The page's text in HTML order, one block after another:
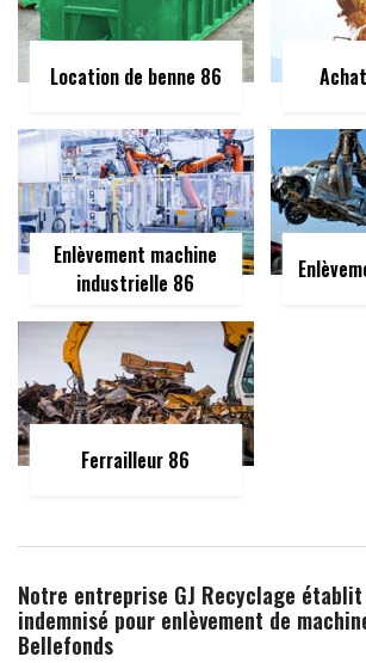
Location de benne 86
Enlèvement machine
industrielle 86
Ferrailleur 86
Notre entreprise GJ Recyclage
indemnisé pour enlèvement de
Bellefonds